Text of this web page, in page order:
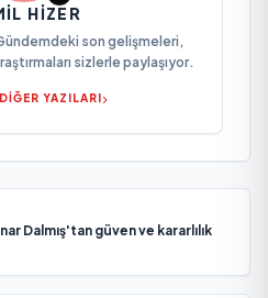
HIZER
son gelişmeleri,
sizlerle paylaşıyor.
YAZILARI
Dalmış'tan güven ve kararlılık